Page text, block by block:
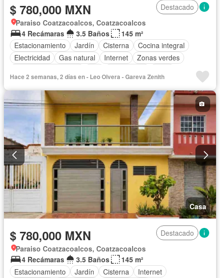
$ 780,000 MXN
Destacado
Paraiso Coatzacoalcos, Coatzacoalcos
4 Recámaras
3.5 Baños
145 m²
Estacionamiento
Jardín Cisterna
Cocina integral
Electricidad
Gas natural Internet
Zonas verdes
Aire acondicionado
Sin amueblar
Hace 2 semanas, 2 días en - Leo Olvera - Gareva Zenith
Casa
$ 780,000 MXN
Destacado
Paraiso Coatzacoalcos, Coatzacoalcos
4 Recámaras
3.5 Baños
145 m²
Estacionamiento
Jardín Cisterna
Internet